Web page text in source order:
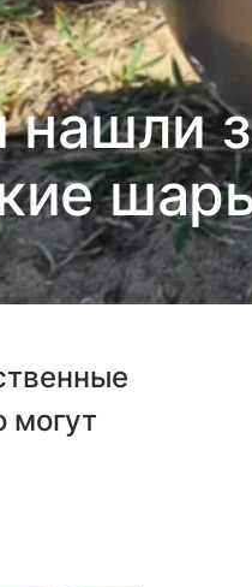
могут